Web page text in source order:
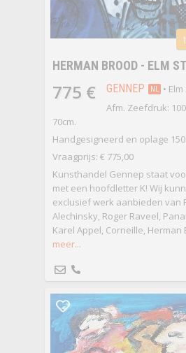
HERMAN BROOD - ELM
775 € GENNEP NL •
Afm. Zeefdruk:
70cm.
Handgesigneerd en oplage 150.
Vraagprijs: € 775,00
Kunsthandel Gennep staat
met een hoofdletter K! Wij
exclusief werk aanbieden van
Alechinsky, Roger Raveel,
Karel Appel, Corneille, Herman
meer...